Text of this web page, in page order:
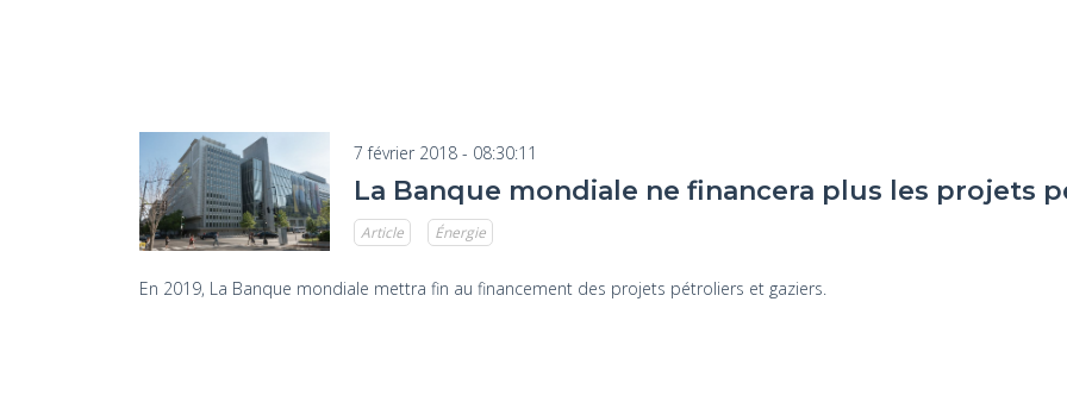
7 février 2018 - 08:30:11
La Banque mondiale ne financera plus les projets
Article Énergie
En 2019, La Banque mondiale mettra fin au financement des projets pétroliers et gaziers.